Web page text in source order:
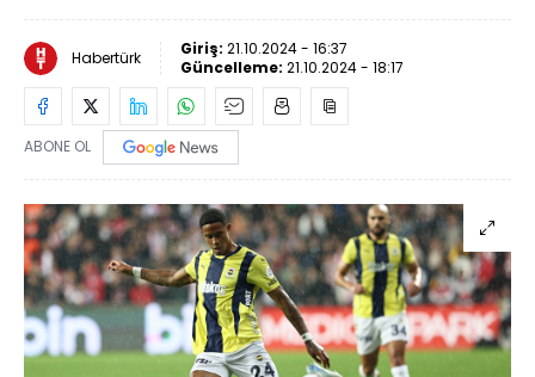
Habertürk Giriş: 21.10.2024 - 16:37
Güncelleme: 21.10.2024 - 18:17
ABONE OL